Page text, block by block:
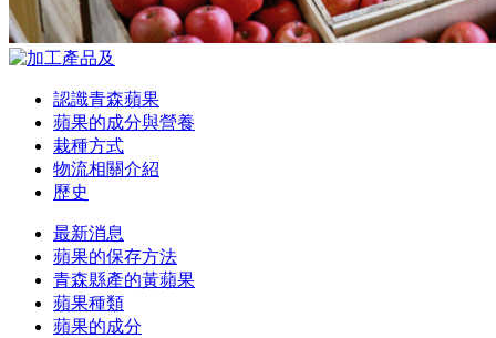
認識青森蘋果
蘋果的成分與營養
栽種方式
物流相關介紹
歷史
最新消息
蘋果的保存方法
青森縣產的黃蘋果
蘋果種類
蘋果的成分